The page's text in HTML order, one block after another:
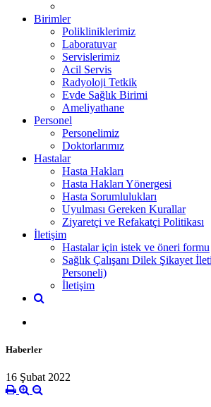
Birimler
Polikliniklerimiz
Laboratuvar
Servislerimiz
Acil Servis
Radyoloji Tetkik
Evde Sağlık Birimi
Ameliyathane
Personel
Personelimiz
Doktorlarımız
Hastalar
Hasta Hakları
Hasta Hakları Yönergesi
Hasta Sorumlulukları
Uyulması Gereken Kurallar
Ziyaretçi ve Refakatçi Politikası
İletişim
Hastalar için istek ve öneri formu
Sağlık Çalışanı Dilek Şikayet
Personeli)
İletişim
Haberler
16 Şubat 2022